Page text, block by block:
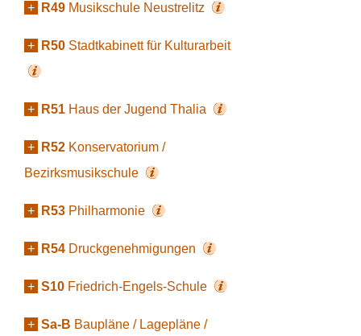
+ R49 Musikschule Neustrelitz
+ R50 Stadtkabinett für Kulturarbeit
+ R51 Haus der Jugend Thalia
+ R52 Konservatorium /
Bezirksmusikschule
+ R53 Philharmonie
+ R54 Druckgenehmigungen
+ S10 Friedrich-Engels-Schule
+ Sa-B Baupläne / Lagepläne /